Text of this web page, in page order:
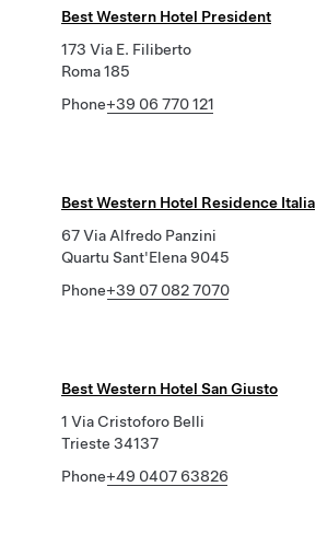
Best Western Hotel President
173 Via E. Filiberto
Roma 185
Phone+39 06 770 121
Best Western Hotel Residence Italia
67 Via Alfredo Panzini
Quartu Sant'Elena 9045
Phone+39 07 082 7070
Best Western Hotel San Giusto
1 Via Cristoforo Belli
Trieste 34137
Phone+49 0407 63826